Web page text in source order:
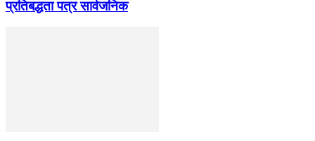
प्रतिबद्धता पत्र सार्वजनिक